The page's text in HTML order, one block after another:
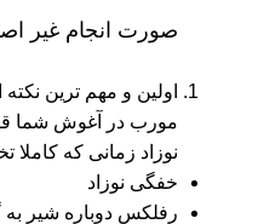
صورت انجام غیر
اولین و مهم ‌ترین
مورب در آغوش شما
نوزاد زمانی که کاملا
خفگی نوزاد
رفلکس دوباره شیر به